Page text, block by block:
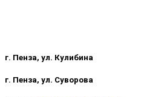
г. Пенза, ул. Кулибина
г. Пенза, ул. Суворова